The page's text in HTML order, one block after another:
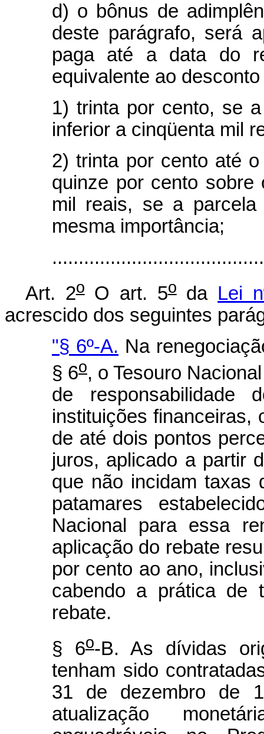
d) o bônus de
deste parágrafo, será
paga até a data do
equivalente ao
1) trinta por cento, se
inferior a cinqüenta mil
2) trinta por cento até
quinze por cento sobre
mil reais, se a
mesma importância;
Art. 2oO art. 5oda Lei
acrescido dos seguintes
"§ 6º-A. Na
§ 6o, o Tesouro
de responsabilidade
instituições financeiras,
de até dois pontos
juros, aplicado a partir
que não incidam taxas
patamares
Nacional para essa
aplicação do rebate
por cento ao ano,
cabendo a prática de
rebate.
§ 6o-B. As dívidas
tenham sido
31 de dezembro de
atualização